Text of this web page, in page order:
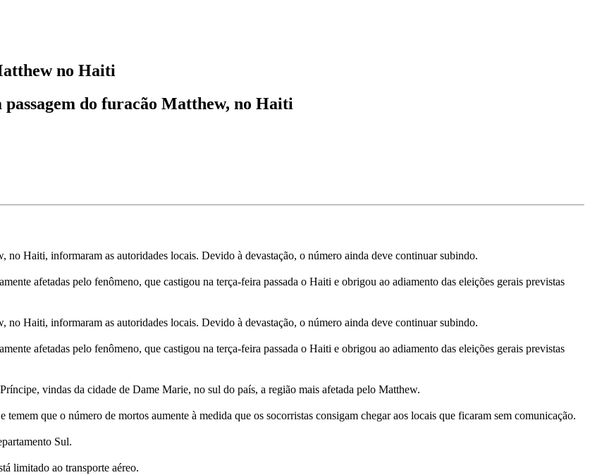
no Haiti
do furacão Matthew, no Haiti
no Haiti, informaram as autoridades locais. Devido à devastação, o número ainda deve continuar subindo.
afetadas pelo fenômeno, que castigou na terça-feira passada o Haiti e obrigou ao adiamento das eleições gerais previstas
no Haiti, informaram as autoridades locais. Devido à devastação, o número ainda deve continuar subindo.
afetadas pelo fenômeno, que castigou na terça-feira passada o Haiti e obrigou ao adiamento das eleições gerais previstas
vindas da cidade de Dame Marie, no sul do país, a região mais afetada pelo Matthew.
que o número de mortos aumente à medida que os socorristas consigam chegar aos locais que ficaram sem comunicação.
Sul.
limitado ao transporte aéreo.